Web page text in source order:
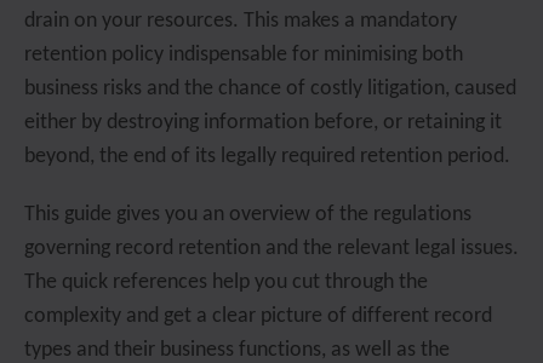
drain on your resources. This makes a mandatory
retention policy indispensable for minimising both
business risks and the chance of costly litigation, caused
either by destroying information before, or retaining it
beyond, the end of its legally required retention period.
This guide gives you an overview of the regulations
governing record retention and the relevant legal issues.
The quick references help you cut through the
complexity and get a clear picture of different record
types and their business functions, as well as the